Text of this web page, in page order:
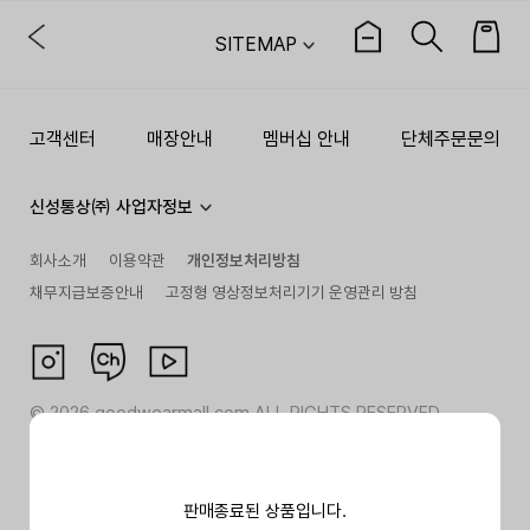
판매종료된 상품입니다.
SITEMAP
고객센터 매장안내 멤버십 안내 단체주문문의
신성통상㈜ 사업자정보
회사소개 이용약관
개인정보처리방침
채무지급보증안내
고정형 영상정보처리기기 운영관리 방침
©2026goodwearmall.com ALL RIGHTS RESERVED